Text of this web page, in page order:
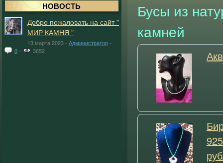
НОВОСТЬ
Добро пожаловать на сайт "
МИР КАМНЯ "
13 марта 2023 - Администратор-
0 - 3652
Бусы из
камней